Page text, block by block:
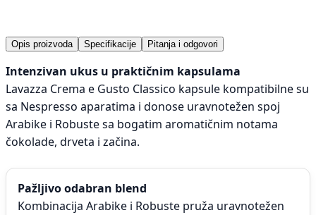
Opis proizvoda Specifikacije Pitanja i odgovori
Intenzivan ukus u praktičnim kapsulama
Lavazza Crema e Gusto Classico kapsule kompatibilne su
sa Nespresso aparatima i donose uravnotežen spoj
Arabike i Robuste sa bogatim aromatičnim notama
čokolade, drveta i začina.
Pažljivo odabran blend
Kombinacija Arabike i Robuste pruža uravnotežen